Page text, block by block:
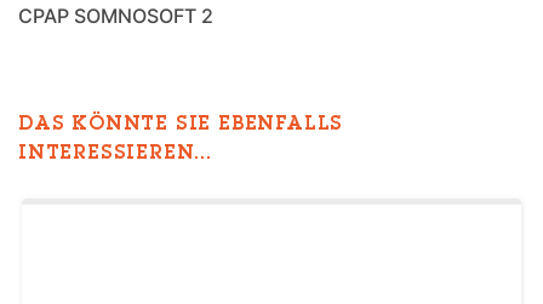
CPAP SOMNOSOFT 2
DAS KÖNNTE SIE EBENFALLS
INTERESSIEREN...